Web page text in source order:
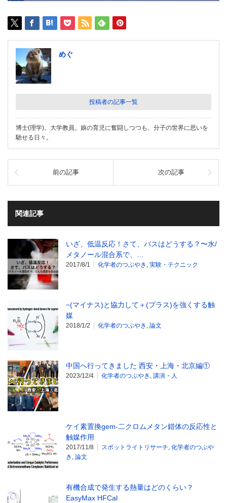
めぐ
投稿者の記事一覧
博士(理学)。大学教員。娘の育児に奮闘しつつも、分子の世界に思いを
馳せる日々。
前の記事 次の記事
関連記事
いざ、低温反応！さて、バスはどうする？〜水/
メタノール混合系で、…
2017/8/1 化学者のつぶやき , 実験・テクニック
−(マイナス)と協力して＋(プラス)を強くする触
媒
2018/1/2 化学者のつぶやき , 論文
中国へ行ってきました 西安・上海・北京編①
2023/12/4 化学者のつぶやき , 講演・人
ケイ素置換gem-二クロムメタン錯体の反応性と
触媒作用
2017/11/8 スポットライトリサーチ, 化学者のつぶや
き , 論文
有機合成で発生する熱量はどのくらい？
EasyMax HFCal